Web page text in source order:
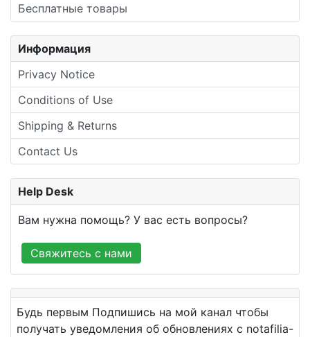
Бесплатные товары
Информация
Privacy Notice
Conditions of Use
Shipping & Returns
Contact Us
Help Desk
Вам нужна помощь? У вас есть вопросы?
Свяжитесь с нами
Будь первым Подпишись на мой канал чтобы
получать уведомления об обновлениях с notafilia-